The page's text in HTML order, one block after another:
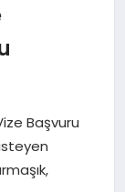
Başvuru